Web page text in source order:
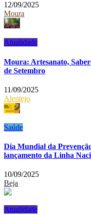
12/09/2025
Moura
Atualidade
Moura: Artesanato,
de Setembro
11/09/2025
Alentejo
Saúde
Dia Mundial da
lançamento da Linha
10/09/2025
Beja
Atualidade